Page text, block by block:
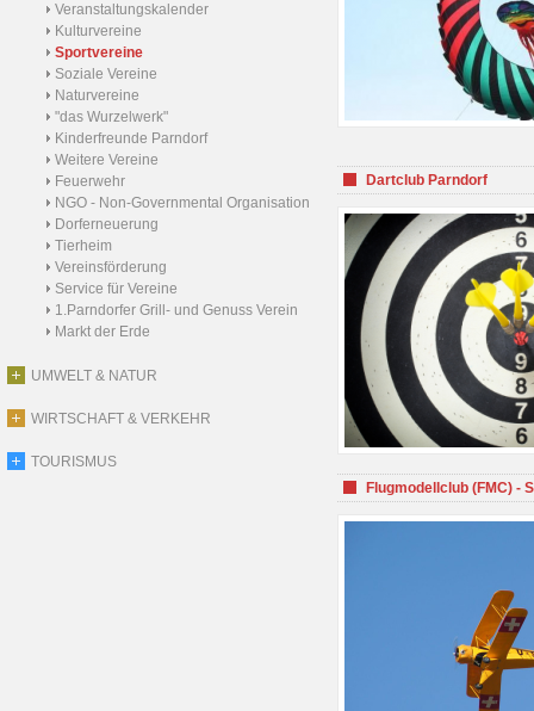
Veranstaltungskalender
Kulturvereine
Sportvereine
Soziale Vereine
Naturvereine
"das Wurzelwerk"
Kinderfreunde Parndorf
Weitere Vereine
Feuerwehr
NGO - Non-Governmental Organisation
Dorferneuerung
Tierheim
Vereinsförderung
Service für Vereine
1.Parndorfer Grill- und Genuss Verein
Markt der Erde
UMWELT & NATUR
WIRTSCHAFT & VERKEHR
TOURISMUS
Dartclub Parndorf
Flugmodellclub (FMC) -